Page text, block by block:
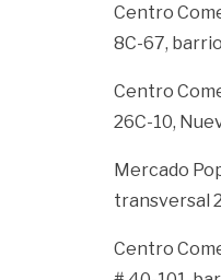
Centro
8C-67,
Centro
26C-10,
Mercado
transversal
Centro